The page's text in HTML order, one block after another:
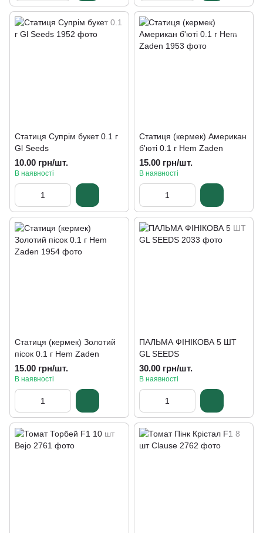
Статиця Супрім букет 0.1 г
Gl Seeds
10.00 грн/шт.
В наявності
Статиця (кермек) Американ
б'юті 0.1 г Hem Zaden
15.00 грн/шт.
В наявності
Статиця (кермек) Золотий
пісок 0.1 г Hem Zaden
15.00 грн/шт.
В наявності
ПАЛЬМА ФІНІКОВА 5 ШТ
GL SEEDS
30.00 грн/шт.
В наявності